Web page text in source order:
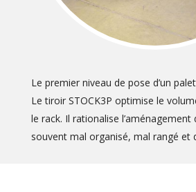
Le premier niveau de pose d’un
Le tiroir STOCK3P optimise le
le rack. Il rationalise l’aménagement
souvent mal organisé, mal rangé et